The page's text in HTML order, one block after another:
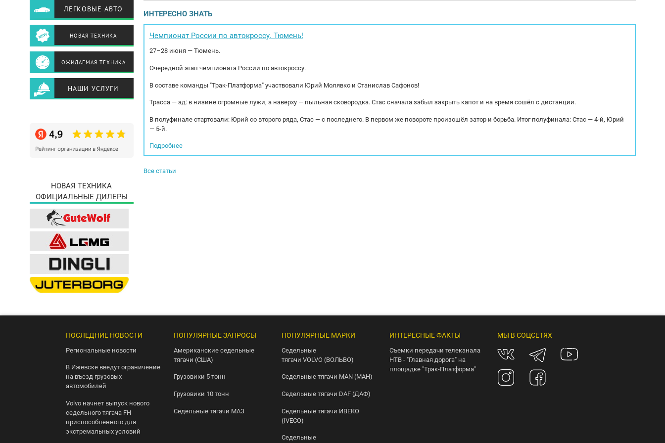
Экологический класс: Евро 5 Автомобиль (Д х Ш х В)
-...
есть....
ИНТЕРЕСНО ЗНАТЬ
Чемпионат России по автокроссу. Тюмень!
27–28 июня — Тюмень.
Очередной этап чемпионата России по автокроссу.
В составе команды "Трак-Платформа" участвовали Юрий Молявко и Станислав Сафонов!
Трасса — ад: в низине огромные лужи, а наверху — пыльная сковородка. Стас сначала забыл закрыть капот и на время сошёл с дистанции.
В полуфинале стартовали: Юрий со второго ряда, Стас — с последнего. В первом же повороте произошёл затор и борьба. Итог полуфинала: Стас — 4-й, Юрий
— 5-й.
Подробнее
Все статьи
ЛЕГКОВЫЕ АВТО
НОВАЯ ТЕХНИКА
ОЖИДАЕМАЯ ТЕХНИКА
НАШИ УСЛУГИ
НОВАЯ ТЕХНИКА
ОФИЦИАЛЬНЫЕ ДИЛЕРЫ
ПОСЛЕДНИЕ НОВОСТИ
Региональные новости
В Ижевске введут ограничение
на въезд грузовых
автомобилей
Volvo начнет выпуск нового
седельного тягача FH
приспособленного для
экстремальных условий
ПОПУЛЯРНЫЕ ЗАПРОСЫ
Американские седельные
тягачи (США)
Грузовики 5 тонн
Грузовики 10 тонн
Седельные тягачи МАЗ
ПОПУЛЯРНЫЕ МАРКИ
Седельные
тягачи VOLVO (ВОЛЬВО)
Седельные тягачи MAN (МАН)
Седельные тягачи DAF (ДАФ)
Седельные тягачи ИВЕКО
(IVECO)
Седельные
ИНТЕРЕСНЫЕ ФАКТЫ
Съемки передачи телеканала
НТВ - "Главная дорога" на
площадке "Трак-Платформа"
МЫ В СОЦСЕТЯХ